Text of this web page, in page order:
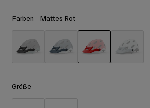
Handschuhe
Alle anzeigen
Farben - Mattes Rot
Größe